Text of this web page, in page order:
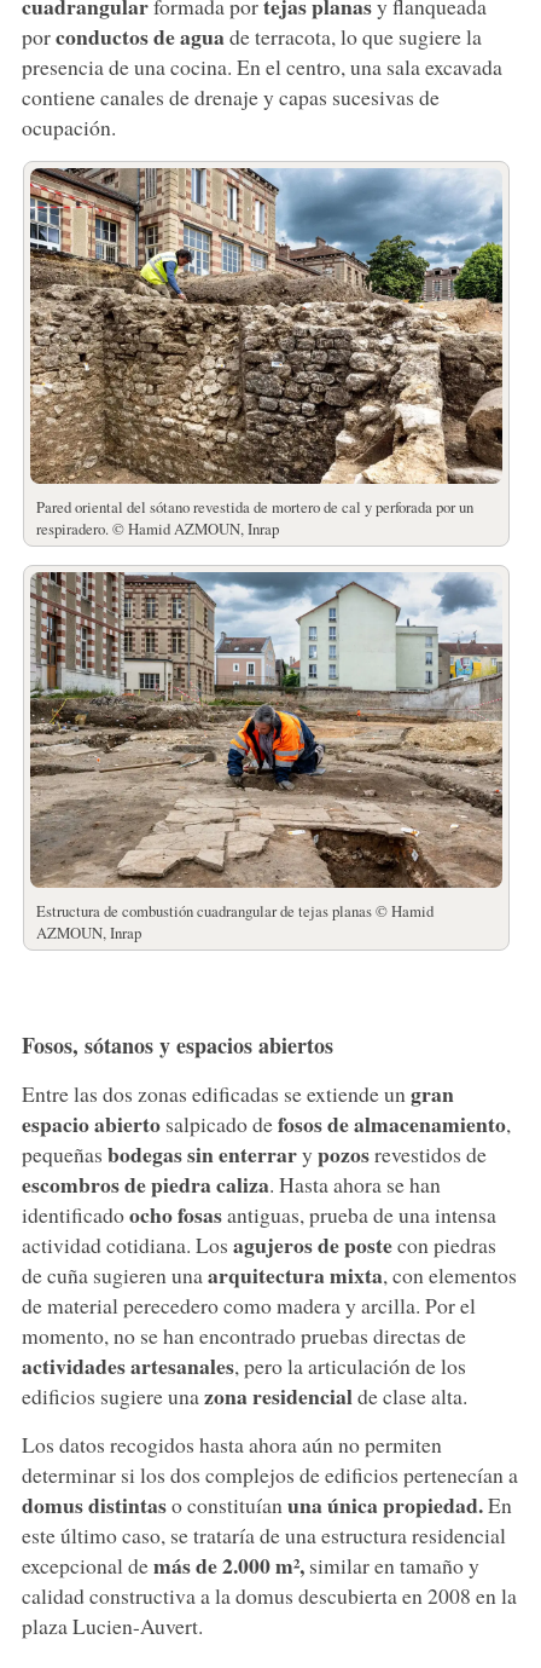
porconductos de aguade terracota, lo que sugiere la
presencia de una cocina. En el centro, una sala excavada
contiene canales de drenaje y capas sucesivas de
ocupación.
Pared oriental del sótano revestida de mortero de cal y perforada por un
respiradero. © Hamid AZMOUN, Inrap
Estructura de combustión cuadrangular de tejas planas © Hamid
AZMOUN, Inrap
Fosos, sótanos y espacios abiertos
Entre las dos zonas edificadas se extiende un gran
espacio abiertosalpicado defosos de almacenamiento,
pequeñas bodegas sin enterrary pozosrevestidos de
escombros de piedra caliza. Hasta ahora se han
identificadoocho fosasantiguas, prueba de una intensa
actividad cotidiana. Los agujeros de postecon piedras
de cuña sugieren una arquitectura mixta, con elementos
de material perecedero como madera y arcilla. Por el
momento, no se han encontrado pruebas directas de
actividades artesanales, pero la articulación de los
edificios sugiere una zona residencialde clase alta.
Los datos recogidos hasta ahora aún no permiten
determinar si los dos complejos de edificios pertenecían a
domus distintaso constituían una única propiedad.En
este último caso, se trataría de una estructura residencial
excepcional demás de 2.000 m²,similar en tamaño y
calidad constructiva a la domus descubierta en 2008 en la
plaza Lucien-Auvert.